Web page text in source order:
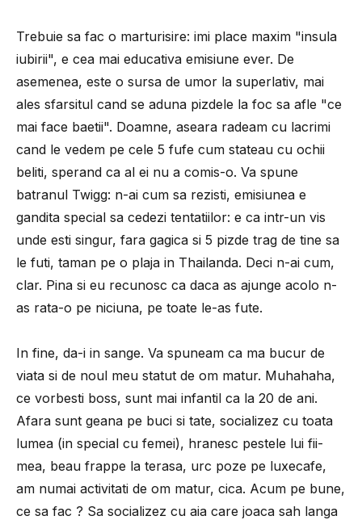
Trebuie sa fac o marturisire: imi place maxim "insula
iubirii", e cea mai educativa emisiune ever. De
asemenea, este o sursa de umor la superlativ, mai
ales sfarsitul cand se aduna pizdele la foc sa afle "ce
mai face baetii". Doamne, aseara radeam cu lacrimi
cand le vedem pe cele 5 fufe cum stateau cu ochii
beliti, sperand ca al ei nu a comis-o. Va spune
batranul Twigg: n-ai cum sa rezisti, emisiunea e
gandita special sa cedezi tentatiilor: e ca intr-un vis
unde esti singur, fara gagica si 5 pizde trag de tine sa
le futi, taman pe o plaja in Thailanda. Deci n-ai cum,
clar. Pina si eu recunosc ca daca as ajunge acolo n-
as rata-o pe niciuna, pe toate le-as fute.
In fine, da-i in sange. Va spuneam ca ma bucur de
viata si de noul meu statut de om matur. Muhahaha,
ce vorbesti boss, sunt mai infantil ca la 20 de ani.
Afara sunt geana pe buci si tate, socializez cu toata
lumea (in special cu femei), hranesc pestele lui fii-
mea, beau frappe la terasa, urc poze pe luxecafe,
am numai activitati de om matur, cica. Acum pe bune,
ce sa fac ? Sa socializez cu aia care joaca sah langa